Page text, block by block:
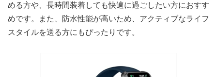
める方や、長時間装着しても快適に過ごしたい方におすす
めです。また、防水性能が高いため、アクティブなライフ
スタイルを送る方にもぴったりです。